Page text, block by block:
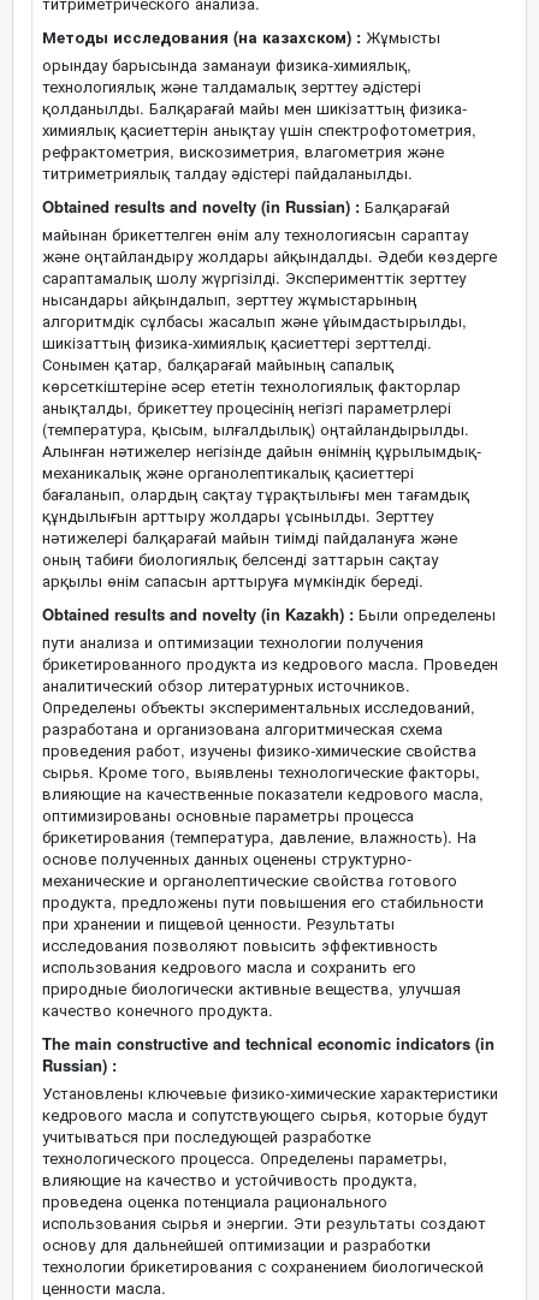
Методы исследования (на казахском) : Жұмысты
орындау барысында заманауи физика-химиялық,
технологиялық және талдамалық зерттеу әдістері
қолданылды. Балқарағай майы мен шикізаттың физика-
химиялық қасиеттерін анықтау үшін спектрофотометрия,
рефрактометрия, вискозиметрия, влагометрия және
титриметриялық талдау әдістері пайдаланылды.
Obtained results and novelty (in Russian) : Балқарағай
майынан брикеттелген өнім алу технологиясын сараптау
және оңтайландыру жолдары айқындалды. Әдеби көздерге
сараптамалық шолу жүргізілді. Эксперименттік зерттеу
нысандары айқындалып, зерттеу жұмыстарының
алгоритмдік сұлбасы жасалып және ұйымдастырылды,
шикізаттың физика-химиялық қасиеттері зерттелді.
Сонымен қатар, балқарағай майының сапалық
көрсеткіштеріне әсер ететін технологиялық факторлар
анықталды, брикеттеу процесінің негізгі параметрлері
(температура, қысым, ылғалдылық) оңтайландырылды.
Алынған нәтижелер негізінде дайын өнімнің құрылымдық-
механикалық және органолептикалық қасиеттері
бағаланып, олардың сақтау тұрақтылығы мен тағамдық
құндылығын арттыру жолдары ұсынылды. Зерттеу
нәтижелері балқарағай майын тиімді пайдалануға және
оның табиғи биологиялық белсенді заттарын сақтау
арқылы өнім сапасын арттыруға мүмкіндік береді.
Obtained results and novelty (in Kazakh) : Были определены
пути анализа и оптимизации технологии получения
брикетированного продукта из кедрового масла. Проведен
аналитический обзор литературных источников.
Определены объекты экспериментальных исследований,
разработана и организована алгоритмическая схема
проведения работ, изучены физико-химические свойства
сырья. Кроме того, выявлены технологические факторы,
влияющие на качественные показатели кедрового масла,
оптимизированы основные параметры процесса
брикетирования (температура, давление, влажность). На
основе полученных данных оценены структурно-
механические и органолептические свойства готового
продукта, предложены пути повышения его стабильности
при хранении и пищевой ценности. Результаты
исследования позволяют повысить эффективность
использования кедрового масла и сохранить его
природные биологически активные вещества, улучшая
качество конечного продукта.
The main constructive and technical economic indicators (in
Russian) :
Установлены ключевые физико-химические характеристики
кедрового масла и сопутствующего сырья, которые будут
учитываться при последующей разработке
технологического процесса. Определены параметры,
влияющие на качество и устойчивость продукта,
проведена оценка потенциала рационального
использования сырья и энергии. Эти результаты создают
основу для дальнейшей оптимизации и разработки
технологии брикетирования с сохранением биологической
ценности масла.